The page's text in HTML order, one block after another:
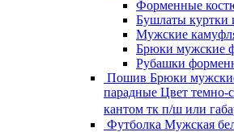
Форменные
Бушлаты куртки
Мужские
Брюки мужские
Рубашки
Пошив Брюки
парадные Цвет темно-
кантом тк п/ш или
Футболка Мужская